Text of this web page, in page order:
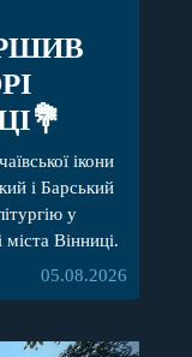
ікони
і Барський
у
Вінниці.
05.08.2026